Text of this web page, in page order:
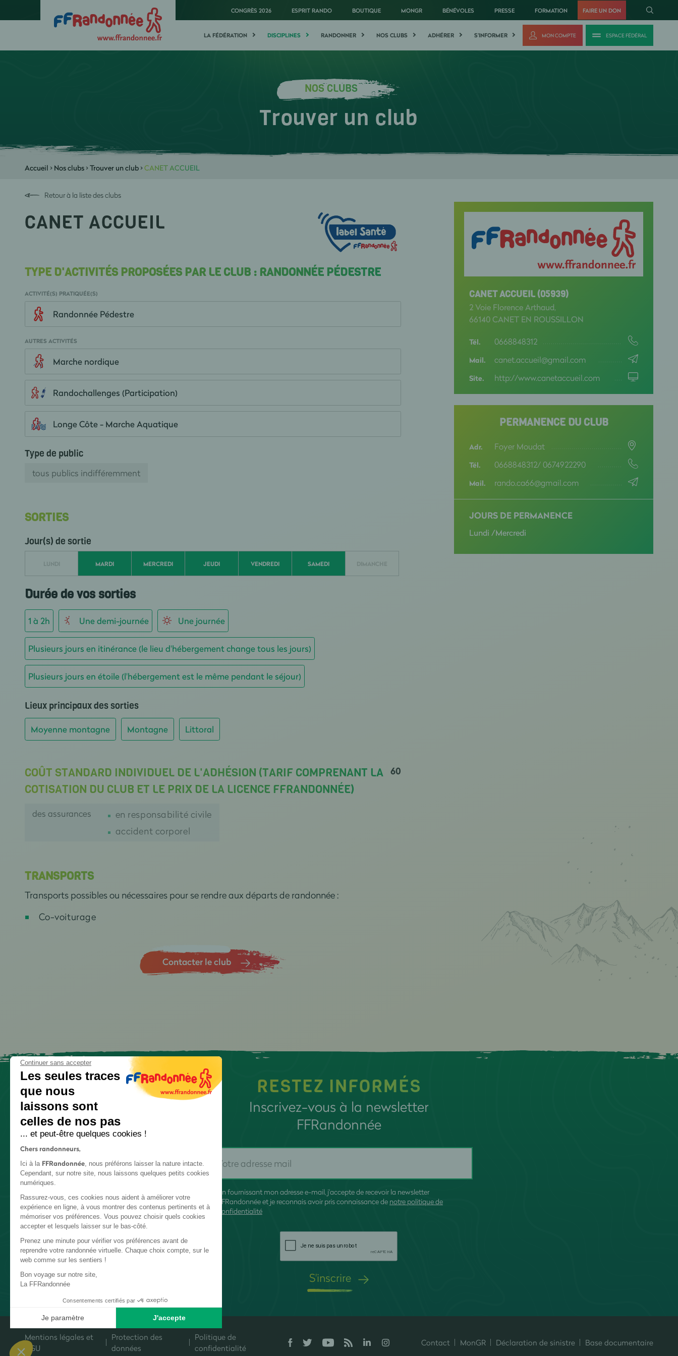
CONGRÈS 2026 ESPRIT RANDO BOUTIQUE MONGR BÉNÉVOLES PRESSE FORMATION FAIRE UN DON
LA FÉDÉRATION DISCIPLINES RANDONNER NOS CLUBS ADHÉRER S'INFORMER MON COMPTE ESPACE FÉDÉRAL
NOS CLUBS
Trouver un club
Accueil > Nos clubs>Trouver un club>CANET ACCUEIL
Retour à la liste des clubs
CANET ACCUEIL
TYPE D'ACTIVITÉS PROPOSÉES PAR LE CLUB : RANDONNÉE PÉDESTRE
ACTIVITÉ(S) PRATIQUÉE(S)
Randonnée Pédestre
AUTRES ACTIVITÉS
Marche nordique
Randochallenges (Participation)
Longe Côte - Marche Aquatique
Type de public
tous publics indifféremment
SORTIES
Jour(s) de sortie
LUNDI MARDI MERCREDI JEUDI VENDREDI SAMEDI DIMANCHE
Durée de vos sorties
1 à 2h Une demi-journée Une journée
Plusieurs jours en itinérance (le lieu d'hébergement change tous les jours)
Plusieurs jours en étoile (l'hébergement est le même pendant le séjour)
Lieux principaux des sorties
Moyenne montagne Montagne Littoral
COÛT STANDARD INDIVIDUEL DE L'ADHÉSION (TARIF COMPRENANT LA
COTISATION DU CLUB ET LE PRIX DE LA LICENCE FFRANDONNÉE)
60
des assurances
en responsabilité civile
accident corporel
TRANSPORTS
Transports possibles ou nécessaires pour se rendre aux départs de randonnée :
Co-voiturage
Contacter le club
CANET ACCUEIL (05939)
2 Voie Florence Arthaud,
66140 CANET EN ROUSSILLON
Tél. 0668848312
Mail. canet.accueil@gmail.com
Site. http://www.canetaccueil.com
PERMANENCE DU CLUB
Adr. Foyer Moudat
Tél. 0668848312/ 0674922290
Mail. rando.ca66@gmail.com
JOURS DE PERMANENCE
Lundi /Mercredi
RESTEZ INFORMÉS
Inscrivez-vous à la newsletter
FFRandonnée
En fournissant mon adresse e-mail, j'accepte de recevoir la newsletter
FFRandonnée et je reconnais avoir pris connaissance de notre politique de
confidentialité
S'inscrire
Mentions légales et
CGU
Protection des
données
Politique de
confidentialité
Contact MonGR Déclaration de sinistre Base documentaire
Continuer sans accepter
Les seules traces
que nous
laissons sont
celles de nos pas
... et peut-être quelques cookies !
Chers randonneurs,
Ici à la FFRandonnée, nous préférons laisser la nature intacte.
Cependant, sur notre site, nous laissons quelques petits cookies
numériques.
Rassurez-vous, ces cookies nous aident à améliorer votre
expérience en ligne, à vous montrer des contenus pertinents et à
mémoriser vos préférences. Vous pouvez choisir quels cookies
accepter et lesquels laisser sur le bas-côté.
Prenez une minute pour vérifier vos préférences avant de
reprendre votre randonnée virtuelle. Chaque choix compte, sur le
web comme sur les sentiers !
Bon voyage sur notre site,
La FFRandonnée
Consentements certifiés par
Je paramètre
J'accepte
Axeptio consent
Plateforme de Gestion du Consentement : Personnalisez vos Options
Notre plateforme vous permet d'adapter et de gérer vos paramètres de confidentialité, en garantissant la conformité avec les réglementations. Personnalisez vos préférences pour contrôler la manière dont vos